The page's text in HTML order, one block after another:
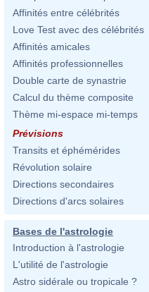
Affinités entre célébrités
Love Test avec des célébrités
Affinités amicales
Affinités professionnelles
Double carte de synastrie
Calcul du thème composite
Thème mi-espace mi-temps
Prévisions
Transits et éphémérides
Révolution solaire
Directions secondaires
Directions d'arcs solaires
Bases de l'astrologie
Introduction à l'astrologie
L'utilité de l'astrologie
Astro sidérale ou tropicale ?